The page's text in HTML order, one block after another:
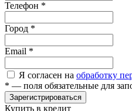
Телефон *
Город *
Email *
Я согласен на обработку
* — поля обязательные для
Зарегистрироваться
Купить в кредит